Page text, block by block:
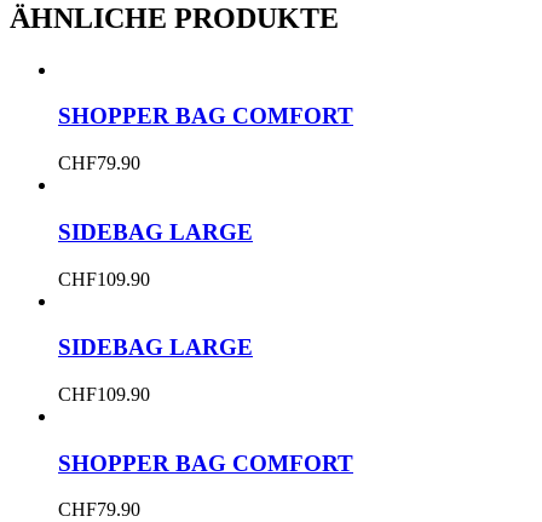
ÄHNLICHE PRODUKTE
SHOPPER BAG COMFORT
CHF79.90
SIDEBAG LARGE
CHF109.90
SIDEBAG LARGE
CHF109.90
SHOPPER BAG COMFORT
CHF79.90